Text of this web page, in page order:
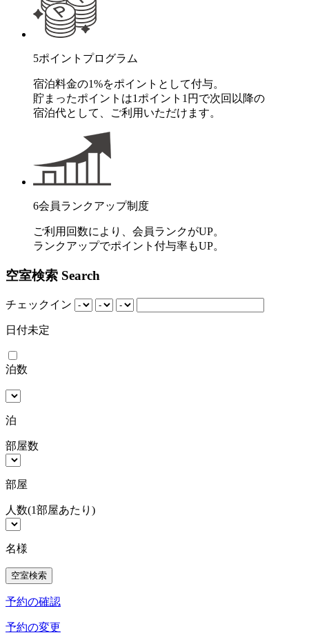
5ポイントプログラム
宿泊料金の1%をポイントとして付与。
貯まったポイントは1ポイント1円で次回以降の
宿泊代として、ご利用いただけます。
6会員ランクアップ制度
ご利用回数により、会員ランクがUP。
ランクアップでポイント付与率もUP。
空室検索 Search
チェックイン
日付未定
泊数
泊
部屋数
部屋
人数(1部屋あたり)
名様
予約の確認
予約の変更